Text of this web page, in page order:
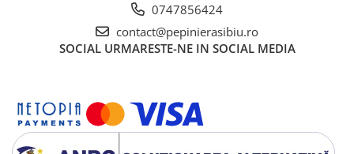
0747856424
contact@pepinierasibiu.ro
SOCIAL URMARESTE-NE IN SOCIAL MEDIA